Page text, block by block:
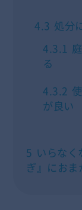
4.3 処分
4.3.1
る
4.3.2
が良い
5 いらなく
ぎ』におま